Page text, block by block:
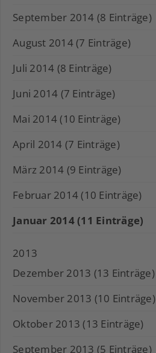
September 2014 (8 Einträge)
August 2014 (7 Einträge)
Juli 2014 (8 Einträge)
Juni 2014 (7 Einträge)
Mai 2014 (10 Einträge)
April 2014 (7 Einträge)
März 2014 (9 Einträge)
Februar 2014 (10 Einträge)
Januar 2014 (11 Einträge)
2013
Dezember 2013 (13 Einträge)
November 2013 (10 Einträge)
Oktober 2013 (13 Einträge)
September 2013 (5 Einträge)